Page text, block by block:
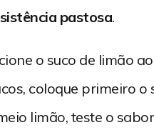
pastosa.
o suco de limão
coloque primeiro o
limão, teste o